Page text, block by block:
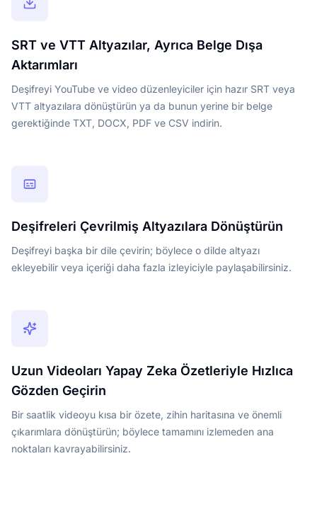
SRT ve VTT Altyazılar, Ayrıca Belge Dışa
Aktarımları
Deşifreyi YouTube ve video düzenleyiciler için hazır SRT veya
VTT altyazılara dönüştürün ya da bunun yerine bir belge
gerektiğinde TXT, DOCX, PDF ve CSV indirin.
Deşifreleri Çevrilmiş Altyazılara Dönüştürün
Deşifreyi başka bir dile çevirin; böylece o dilde altyazı
ekleyebilir veya içeriği daha fazla izleyiciyle paylaşabilirsiniz.
Uzun Videoları Yapay Zeka Özetleriyle Hızlıca
Gözden Geçirin
Bir saatlik videoyu kısa bir özete, zihin haritasına ve önemli
çıkarımlara dönüştürün; böylece tamamını izlemeden ana
noktaları kavrayabilirsiniz.